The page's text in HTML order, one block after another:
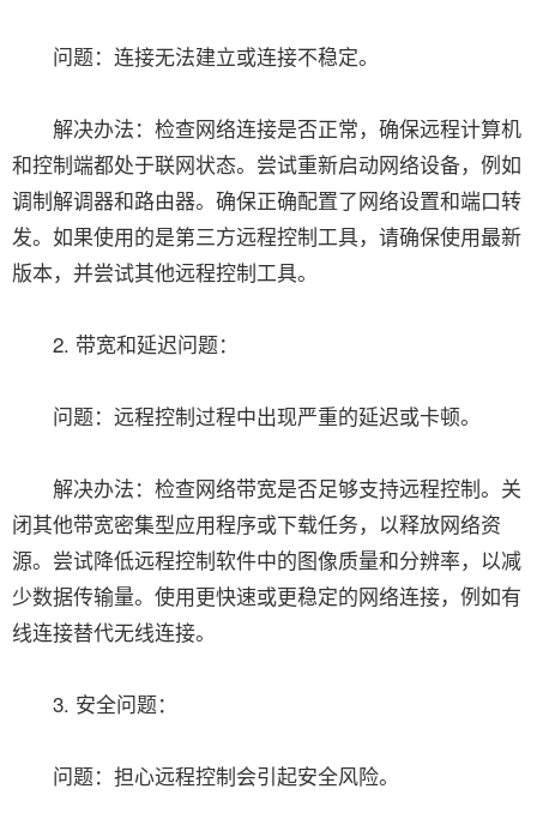
问题：连接无法建立或连接不稳定。
解决办法：检查网络连接是否正常，确保远程计算机
和控制端都处于联网状态。尝试重新启动网络设备，例如
调制解调器和路由器。确保正确配置了网络设置和端口转
发。如果使用的是第三方远程控制工具，请确保使用最新
版本，并尝试其他远程控制工具。
2. 带宽和延迟问题：
问题：远程控制过程中出现严重的延迟或卡顿。
解决办法：检查网络带宽是否足够支持远程控制。关
闭其他带宽密集型应用程序或下载任务，以释放网络资
源。尝试降低远程控制软件中的图像质量和分辨率，以减
少数据传输量。使用更快速或更稳定的网络连接，例如有
线连接替代无线连接。
3. 安全问题：
问题：担心远程控制会引起安全风险。